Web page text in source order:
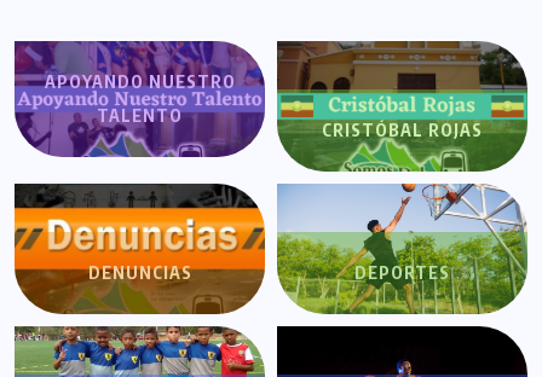
APOYANDO NUESTRO
TALENTO
CRISTÓBAL ROJAS
DENUNCIAS DEPORTES